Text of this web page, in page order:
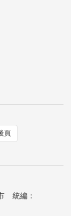
頁
統編：